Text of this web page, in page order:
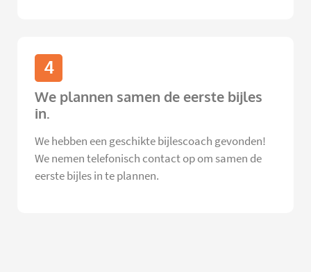
4
We plannen samen de eerste bijles
in.
We hebben een geschikte bijlescoach gevonden!
We nemen telefonisch contact op om samen de
eerste bijles in te plannen.